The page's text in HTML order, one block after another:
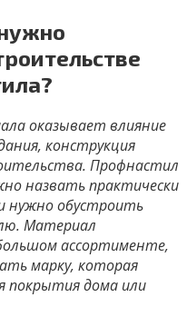
оказывает влияние
конструкция
Профнастил
назвать практически
нужно обустроить
Материал
ассортименте,
марку, которая
покрытия дома или